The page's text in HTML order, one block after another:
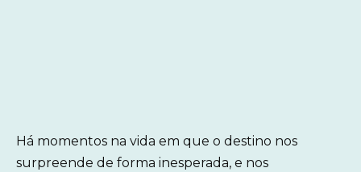
Há momentos na vida em que o destino nos
surpreende de forma inesperada, e nos